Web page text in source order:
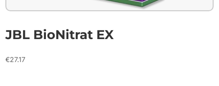
JBL BioNitrat EX
€27.17